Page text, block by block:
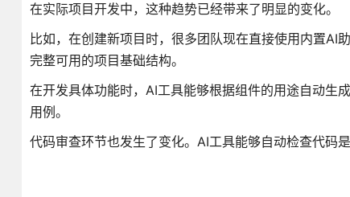
在实际项目开发中，这种趋势已经带来了明显的变化。
比如，在创建新项目时，很多团队现在直接使用内置AI
完整可用的项目基础结构。
在开发具体功能时，AI工具能够根据组件的用途自动
用例。
代码审查环节也发生了变化。AI工具能够自动检查代码